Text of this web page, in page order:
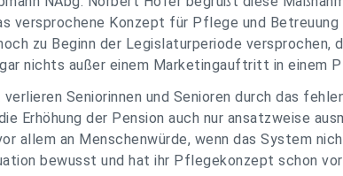
versprochene Konzept für Pflege und
zu Beginn der Legislaturperiode versprochen,
nichts außer einem Marketingauftritt in einem
verlieren Seniorinnen und Senioren durch das
Erhöhung der Pension auch nur ansatzweise
allem an Menschenwürde, wenn das System
bewusst und hat ihr Pflegekonzept schon